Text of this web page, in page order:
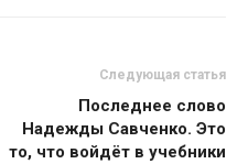
Следующая статья
Последнее слово
Надежды Савченко. Это
то, что войдёт в учебники